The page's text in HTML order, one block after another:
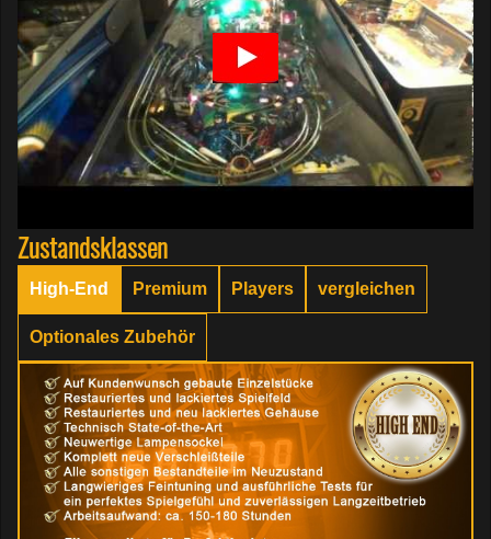
Zustandsklassen
High-End Premium Players vergleichen
Optionales Zubehör